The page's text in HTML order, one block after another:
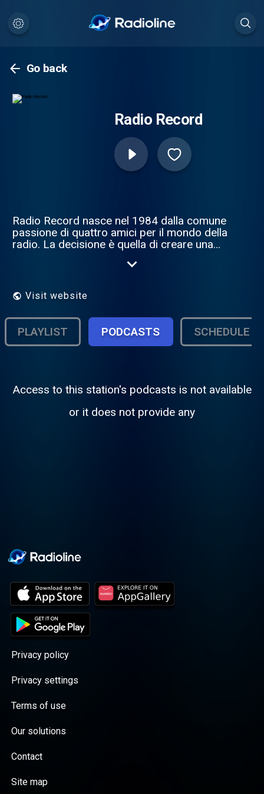
Go back
Radio Record
Radio Record nasce nel 1984 dalla comune
passione di quattro amici per il mondo della
radio. La decisione è quella di creare una
sorta di “colonna sonora” senza speaker in
una gestione totalmente computerizzata.
Visit website
PLAYLIST PODCASTS SCHEDULE
Access to this station's podcasts is not available
or it does not provide any
Privacy policy
Privacy settings
Terms of use
Our solutions
Contact
Site map